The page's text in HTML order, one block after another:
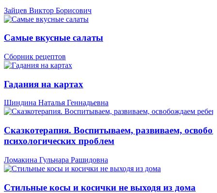
Зайцев Виктор Борисович
Самые вкусные салаты
Сборник рецептов
Гадания на картах
Шиндина Наталья Геннадьевна
Сказкотерапия. Воспитываем, развиваем,
психологических проблем
Ломакина Гульнара Рашидовна
Стильные косы и косички не выходя из дома